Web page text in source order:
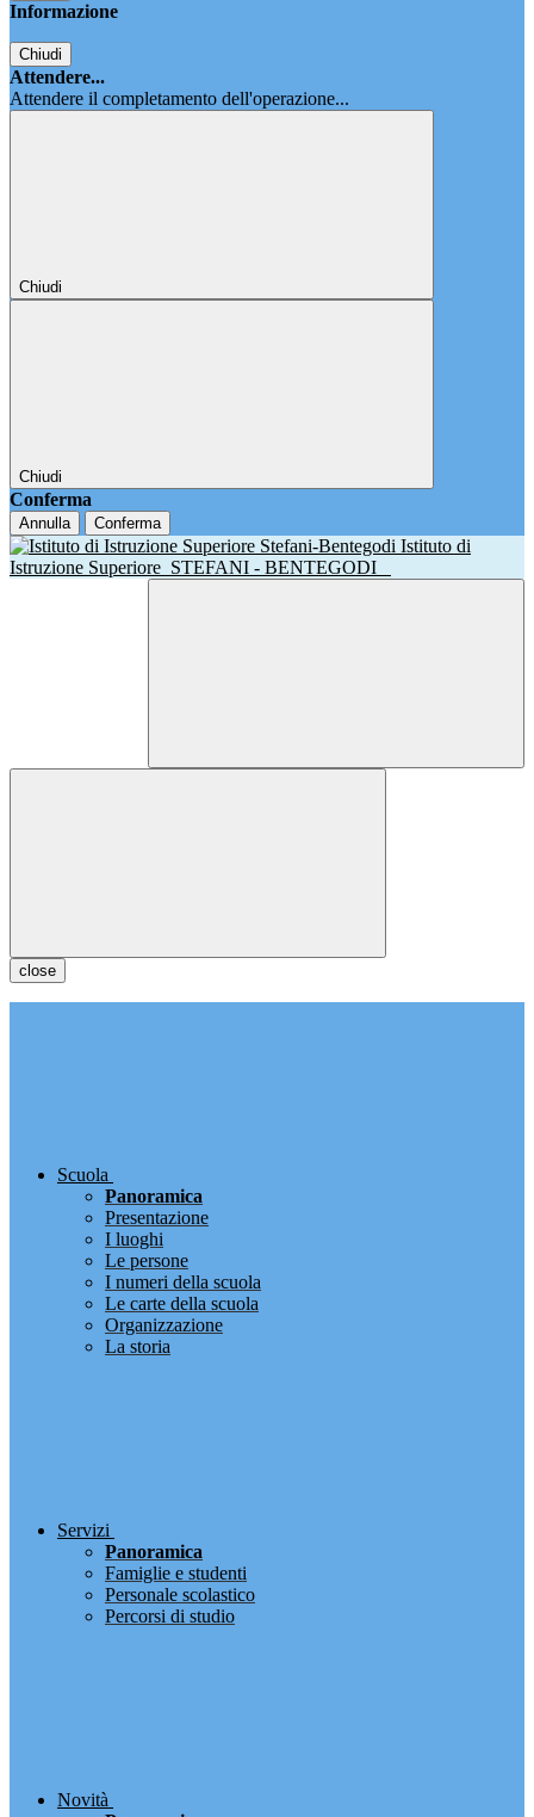
Informazione
Chiudi
Attendere...
Attendere il completamento dell'operazione...
Chiudi
Chiudi
Conferma
Annulla Conferma
Istituto di
Istruzione Superiore STEFANI - BENTEGODI
close
Scuola
Panoramica
Presentazione
I luoghi
Le persone
I numeri della scuola
Le carte della scuola
Organizzazione
La storia
Servizi
Panoramica
Famiglie e studenti
Personale scolastico
Percorsi di studio
Novità